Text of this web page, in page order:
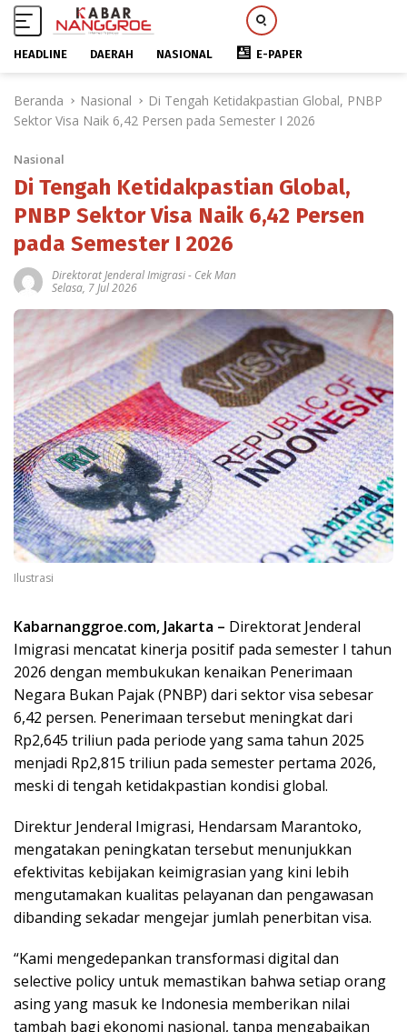
HEADLINE DAERAH NASIONAL E-PAPER
Beranda Nasional
Di Tengah Ketidakpastian Global, PNBP
Sektor Visa Naik 6,42 Persen pada Semester I 2026
Nasional
Di Tengah Ketidakpastian Global,
PNBP Sektor Visa Naik 6,42 Persen
pada Semester I 2026
Direktorat Jenderal Imigrasi- Cek Man
Selasa, 7 Jul 2026
Ilustrasi
Kabarnanggroe.com, Jakarta – Direktorat Jenderal
Imigrasi mencatat kinerja positif pada semester I tahun
2026 dengan membukukan kenaikan Penerimaan
Negara Bukan Pajak (PNBP) dari sektor visa sebesar
6,42 persen. Penerimaan tersebut meningkat dari
Rp2,645 triliun pada periode yang sama tahun 2025
menjadi Rp2,815 triliun pada semester pertama 2026,
meski di tengah ketidakpastian kondisi global.
Direktur Jenderal Imigrasi, Hendarsam Marantoko,
mengatakan peningkatan tersebut menunjukkan
efektivitas kebijakan keimigrasian yang kini lebih
mengutamakan kualitas pelayanan dan pengawasan
dibanding sekadar mengejar jumlah penerbitan visa.
“Kami mengedepankan transformasi digital dan
selective policy untuk memastikan bahwa setiap orang
asing yang masuk ke Indonesia memberikan nilai
tambah bagi ekonomi nasional, tanpa mengabaikan